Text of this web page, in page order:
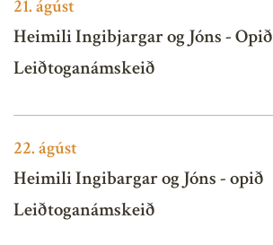
21.ágúst
Heimili Ingibjargar og Jóns - Opið
Leiðtoganámskeið
22.ágúst
Heimili Ingibargar og Jóns - opið
Leiðtoganámskeið